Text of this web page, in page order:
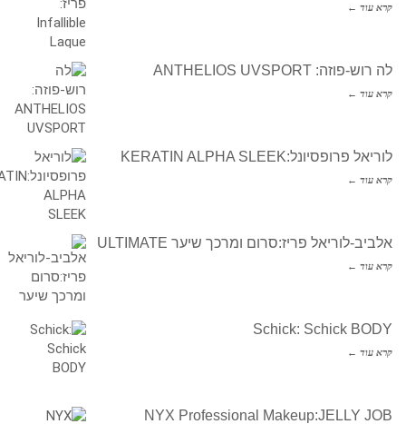
קרא עוד ←
לה רוש-פוזה: ANTHELIOS UVSPORT
קרא עוד ←
לוריאל פרופסיונל:KERATIN ALPHA SLEEK
קרא עוד ←
אלביב-לוריאל פריז:סרום ומרכך שיער ULTIMATE
קרא עוד ←
Schick: Schick BODY
קרא עוד ←
NYX Professional Makeup:JELLY JOB